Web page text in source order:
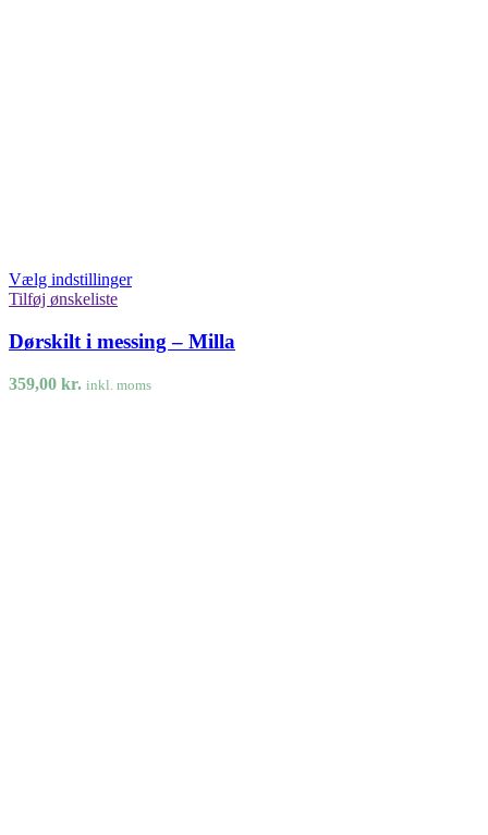
Vælg indstillinger
Tilføj ønskeliste
Dørskilt i messing – Milla
359,00 kr. inkl. moms